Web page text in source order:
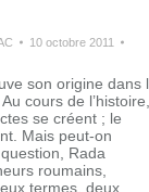
10 octobre 2011
son origine dans
cours de l’histoire,
se créent ; le
Mais peut-on
Rada
roumains,
termes, deux